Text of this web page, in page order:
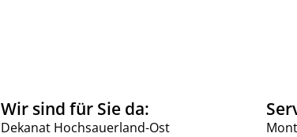
Wir sind für Sie da:
Dekanat Hochsauerland-Ost